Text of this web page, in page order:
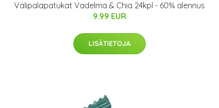
Välipalapatukat Vadelma & Chia 24kpl - 60% alennus
9.99 EUR
LISÄTIETOJA